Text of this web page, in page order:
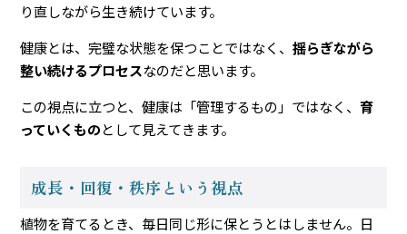
り直しながら生き続けています。
健康とは、完璧な状態を保つことではなく、揺らぎながら
整い続けるプロセスなのだと思います。
この視点に立つと、健康は「管理するもの」ではなく、育
っていくものとして見えてきます。
成長・回復・秩序という視点
植物を育てるとき、毎日同じ形に保とうとはしません。日